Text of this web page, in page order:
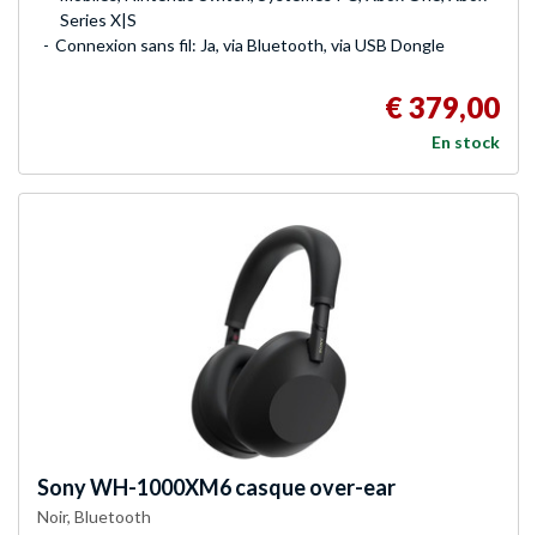
Series X|S
Connexion sans fil: Ja, via Bluetooth, via USB Dongle
€ 379,00
En stock
SonyWH-1000XM6 casque over-ear
Noir, Bluetooth